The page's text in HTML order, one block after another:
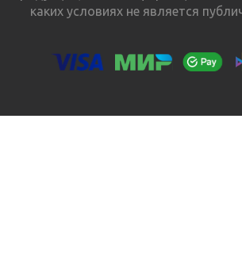
каких условиях не является